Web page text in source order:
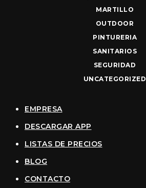
MARTILLO
OUTDOOR
PINTURERIA
SANITARIOS
SEGURIDAD
UNCATEGORIZED
EMPRESA
DESCARGAR APP
LISTAS DE PRECIOS
BLOG
CONTACTO